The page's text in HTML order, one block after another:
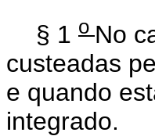
§ 1 o No
custeadas
e quando
integrado.